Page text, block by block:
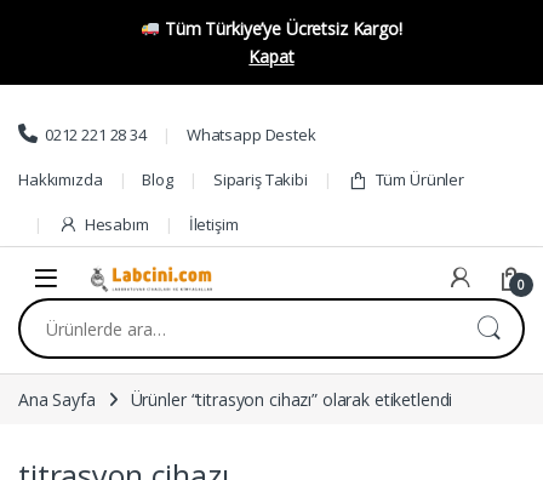
Tüm Türkiye’ye Ücretsiz Kargo!
Kapat
Skip to navigation
Skip to content
0212 221 28 34 Whatsapp Destek
Hakkımızda Blog Sipariş Takibi Tüm Ürünler
Hesabım İletişim
0
Ara:
Ana Sayfa Ürünler “titrasyon cihazı” olarak etiketlendi